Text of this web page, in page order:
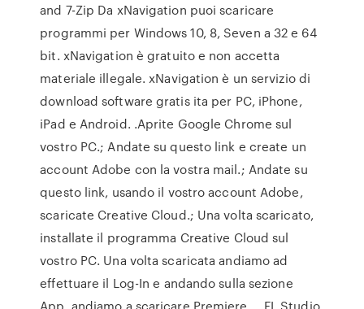
and 7-Zip Da xNavigation puoi scaricare
programmi per Windows 10, 8, Seven a 32 e 64
bit. xNavigation è gratuito e non accetta
materiale illegale. xNavigation è un servizio di
download software gratis ita per PC, iPhone,
iPad e Android. .Aprite Google Chrome sul
vostro PC.; Andate su questo link e create un
account Adobe con la vostra mail.; Andate su
questo link, usando il vostro account Adobe,
scaricate Creative Cloud.; Una volta scaricato,
installate il programma Creative Cloud sul
vostro PC. Una volta scaricata andiamo ad
effettuare il Log-In e andando sulla sezione
App, andiamo a scaricare Premiere … FL Studio